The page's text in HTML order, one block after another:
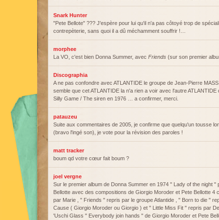
Snark Hunter
"Pete Bellote" ??? J'espère pour lui qu'il n'a pas côtoyé trop de
contrepèterie, sans quoi il a dû méchamment souffrir !…
morphee
La VO, c'est bien Donna Summer, avec Friends (sur son premier
Discographia
A ne pas confondre avec ATLANTIDE le groupe de Jean-Pierre
semble que cet ATLANTIDE la n'a rien a voir avec l'autre ATLANTIDE
Silly Game / The siren en 1976 … a confirmer, merci.
patauzeu
Suite aux commentaires de 2005, je confirme que quelqu'un tousse
(bravo l'ingé son), je vote pour la révision des paroles !
matt tracker
boum qd votre cœur fait boum ?
joel vergne
Sur le premier album de Donna Summer en 1974 " Lady of the night "
Bellotte avec des compositions de Giorgio Moroder et Pete Bellotte
par Marie , " Friends " repris par le groupe Atlantide , " Born to die "
Cause ( Giorgio Moroder ou Giorgio ) et " Little Miss Fit " repris par
'Uschi Glass " Everybody join hands " de Giorgio Moroder et Pete